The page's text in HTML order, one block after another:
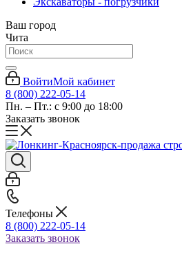
Ваш город
Чита
ВойтиМой кабинет
8 (800) 222-05-14
Пн. – Пт.: с 9:00 до 18:00
Заказать звонок
Телефоны
8 (800) 222-05-14
Заказать звонок